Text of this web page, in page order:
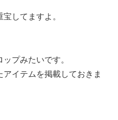
してますよ。
プみたいです。
イテムを掲載しておきま